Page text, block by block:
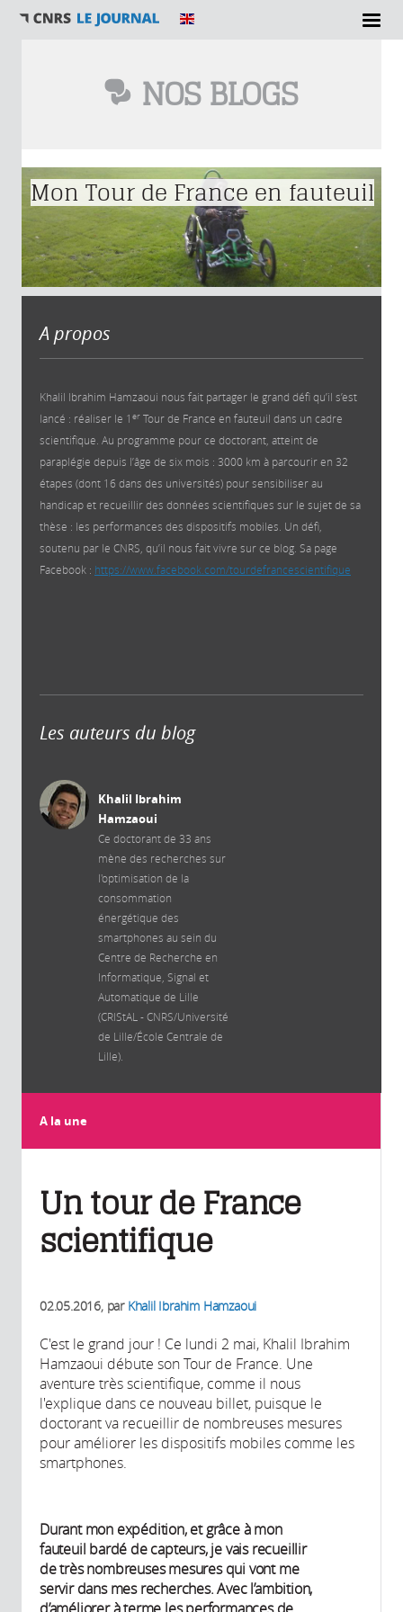
NOS BLOGS
Vous êtes ici
Mon Tour de France en fauteuil
A propos
Khalil Ibrahim Hamzaoui nous fait partager le grand défi qu’il s’est
lancé : réaliser le 1 er Tour de France en fauteuil dans un cadre
scientifique. Au programme pour ce doctorant, atteint de
paraplégie depuis l’âge de six mois : 3000 km à parcourir en 32
étapes (dont 16 dans des universités) pour sensibiliser au
handicap et recueillir des données scientifiques sur le sujet de sa
thèse : les performances des dispositifs mobiles. Un défi,
soutenu par le CNRS, qu’il nous fait vivre sur ce blog. Sa page
Facebook : https://www.facebook.com/tourdefrancescientifique
Les auteurs du blog
Khalil Ibrahim
Hamzaoui
Ce doctorant de 33 ans
mène des recherches sur
l'optimisation de la
consommation
énergétique des
smartphones au sein du
Centre de Recherche en
Informatique, Signal et
Automatique de Lille
(CRIStAL - CNRS/Université
de Lille/École Centrale de
Lille).
A la une
Un tour de France
scientifique
02.05.2016, par Khalil Ibrahim Hamzaoui
C'est le grand jour ! Ce lundi 2 mai, Khalil Ibrahim
Hamzaoui débute son Tour de France. Une
aventure très scientifique, comme il nous
l'explique dans ce nouveau billet, puisque le
doctorant va recueillir de nombreuses mesures
pour améliorer les dispositifs mobiles comme les
smartphones.
Durant mon expédition, et grâce à mon
fauteuil bardé de capteurs, je vais recueillir
de très nombreuses mesures qui vont me
servir dans mes recherches. Avec l’ambition,